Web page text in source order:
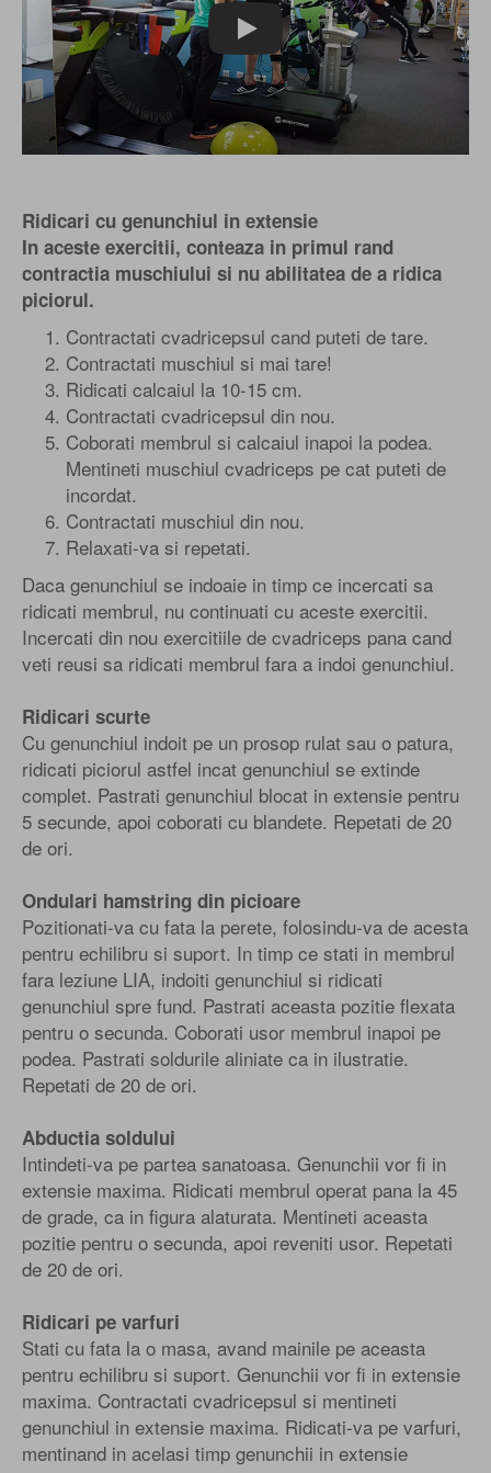
Play
Ridicari cu genunchiul in extensie
In aceste exercitii, conteaza in primul rand
contractia muschiului si nu abilitatea de a ridica
piciorul.
Contractati cvadricepsul cand puteti de tare.
Contractati muschiul si mai tare!
Ridicati calcaiul la 10-15 cm.
Contractati cvadricepsul din nou.
Coborati membrul si calcaiul inapoi la podea.
Mentineti muschiul cvadriceps pe cat puteti de
incordat.
Contractati muschiul din nou.
Relaxati-va si repetati.
Daca genunchiul se indoaie in timp ce incercati sa
ridicati membrul, nu continuati cu aceste exercitii.
Incercati din nou exercitiile de cvadriceps pana cand
veti reusi sa ridicati membrul fara a indoi genunchiul.
Ridicari scurte
Cu genunchiul indoit pe un prosop rulat sau o patura,
ridicati piciorul astfel incat genunchiul se extinde
complet. Pastrati genunchiul blocat in extensie pentru
5 secunde, apoi coborati cu blandete. Repetati de 20
de ori.
Ondulari hamstring din picioare
Pozitionati-va cu fata la perete, folosindu-va de acesta
pentru echilibru si suport. In timp ce stati in membrul
fara leziune LIA, indoiti genunchiul si ridicati
genunchiul spre fund. Pastrati aceasta pozitie flexata
pentru o secunda. Coborati usor membrul inapoi pe
podea. Pastrati soldurile aliniate ca in ilustratie.
Repetati de 20 de ori.
Abductia soldului
Intindeti-va pe partea sanatoasa. Genunchii vor fi in
extensie maxima. Ridicati membrul operat pana la 45
de grade, ca in figura alaturata. Mentineti aceasta
pozitie pentru o secunda, apoi reveniti usor. Repetati
de 20 de ori.
Ridicari pe varfuri
Stati cu fata la o masa, avand mainile pe aceasta
pentru echilibru si suport. Genunchii vor fi in extensie
maxima. Contractati cvadricepsul si mentineti
genunchiul in extensie maxima. Ridicati-va pe varfuri,
mentinand in acelasi timp genunchii in extensie